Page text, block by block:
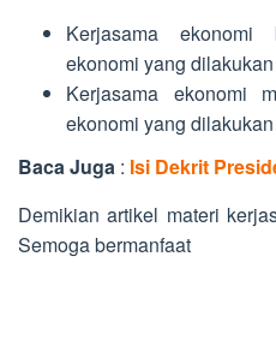
Kerjasama ekonomi
ekonomi yang
Kerjasama ekonomi
ekonomi yang
Baca Juga : Isi Dekrit
Demikian artikel materi
Semoga bermanfaat